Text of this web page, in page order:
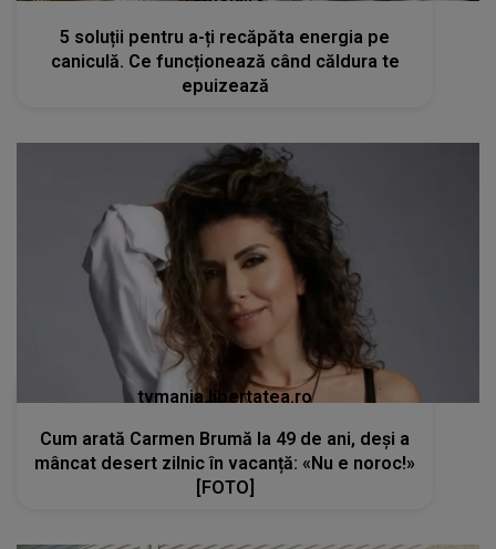
5 soluții pentru a-ți recăpăta energia pe
caniculă. Ce funcționează când căldura te
epuizează
tvmania.libertatea.ro
Cum arată Carmen Brumă la 49 de ani, deși a
mâncat desert zilnic în vacanță: «Nu e noroc!»
[FOTO]